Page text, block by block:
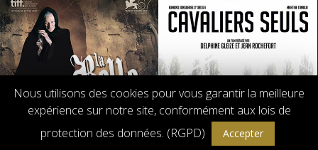
Nous utilisons des cookies pour vous garantir la meilleure
expérience sur notre site, conformément aux lois de
protection des données. (RGPD)
Accepter